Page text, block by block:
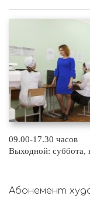
09.00-17.30 часов
Выходной: суббота,
Абонемент